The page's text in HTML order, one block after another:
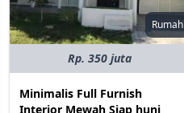
Rumah
Rp. 350 juta
Minimalis Full Furnish
Interior Mewah Siap huni